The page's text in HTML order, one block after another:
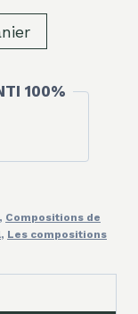
100%
, Compositions de
, Les compositions